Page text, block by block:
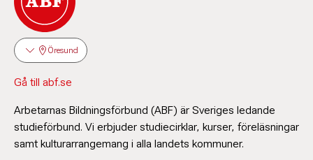
Öresund
Gå till abf.se
Arbetarnas Bildningsförbund (ABF) är Sveriges ledande
studieförbund. Vi erbjuder studiecirklar, kurser, föreläsningar
samt kulturarrangemang i alla landets kommuner.